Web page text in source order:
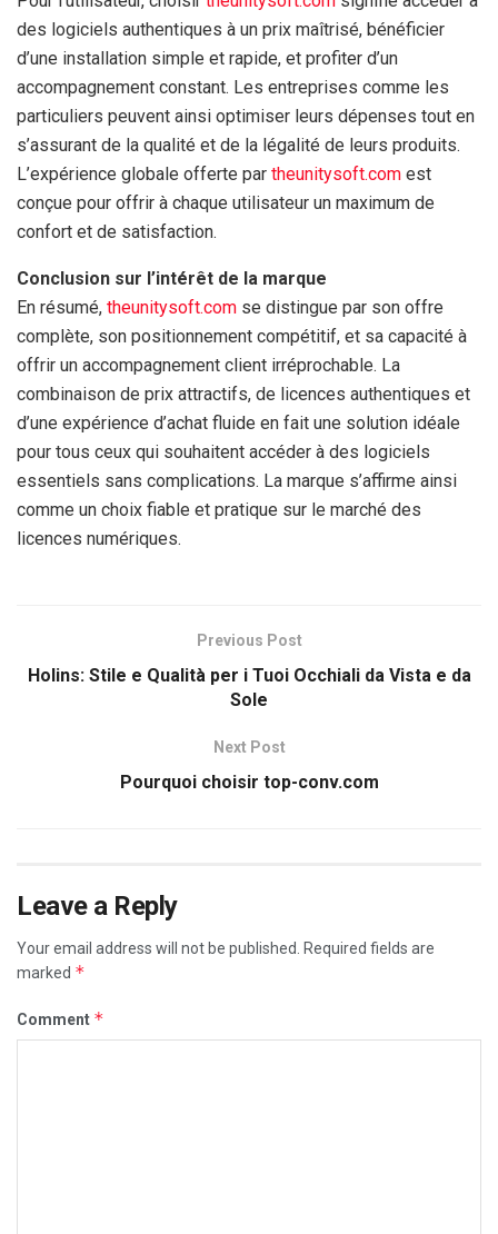
des logiciels authentiques à un prix maîtrisé, bénéficier
d’une installation simple et rapide, et profiter d’un
accompagnement constant. Les entreprises comme les
particuliers peuvent ainsi optimiser leurs dépenses tout en
s’assurant de la qualité et de la légalité de leurs produits.
L’expérience globale offerte par theunitysoft.com est
conçue pour offrir à chaque utilisateur un maximum de
confort et de satisfaction.
Conclusion sur l’intérêt de la marque
En résumé, theunitysoft.com se distingue par son offre
complète, son positionnement compétitif, et sa capacité à
offrir un accompagnement client irréprochable. La
combinaison de prix attractifs, de licences authentiques et
d’une expérience d’achat fluide en fait une solution idéale
pour tous ceux qui souhaitent accéder à des logiciels
essentiels sans complications. La marque s’affirme ainsi
comme un choix fiable et pratique sur le marché des
licences numériques.
Previous Post
Holins: Stile e Qualità per i Tuoi Occhiali da Vista e da
Sole
Next Post
Pourquoi choisir top-conv.com
Leave a Reply
Your email address will not be published. Required fields are
marked *
Comment *